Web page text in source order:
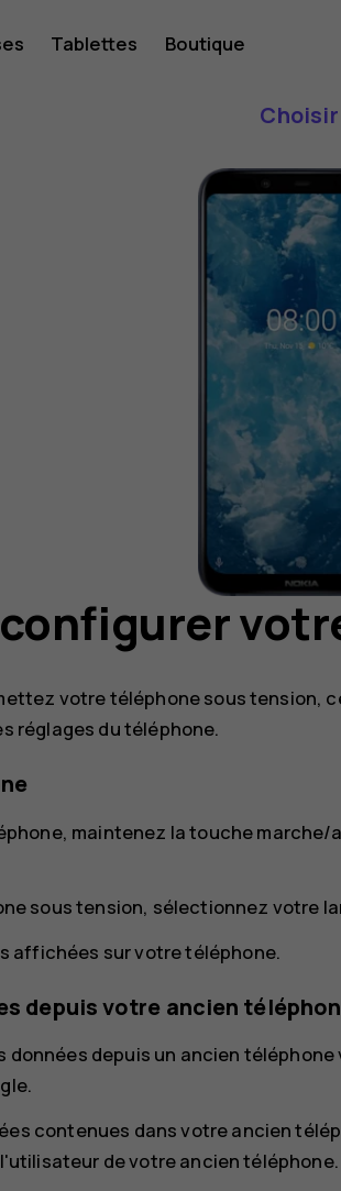
Tablettes Boutique
votre téléphone sous tension,
réglages du téléphone.
maintenez la touche
sous tension, sélectionnez votre
affichées sur votre téléphone.
depuis votre ancien
données depuis un ancien
contenues dans votre ancien
de votre ancien téléphone.